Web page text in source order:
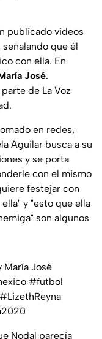
publicado videos
que él
con ella. En
José.
de La Voz
en redes,
Aguilar busca a su
y se porta
con el mismo
festejar con
y "esto que ella
son algunos
María José
#futbol
#LizethReyna
Nodal parecía